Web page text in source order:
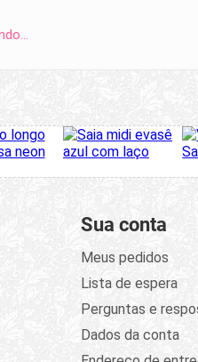
Sua conta
Meus pedidos
Lista de espera
Perguntas e
Dados da conta